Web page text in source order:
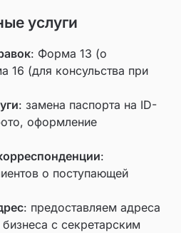
услуги
: Форма 13 (о
16 (для консульства при
: замена паспорта на ID-
оформление
:
о поступающей
: предоставляем адреса
с секретарским